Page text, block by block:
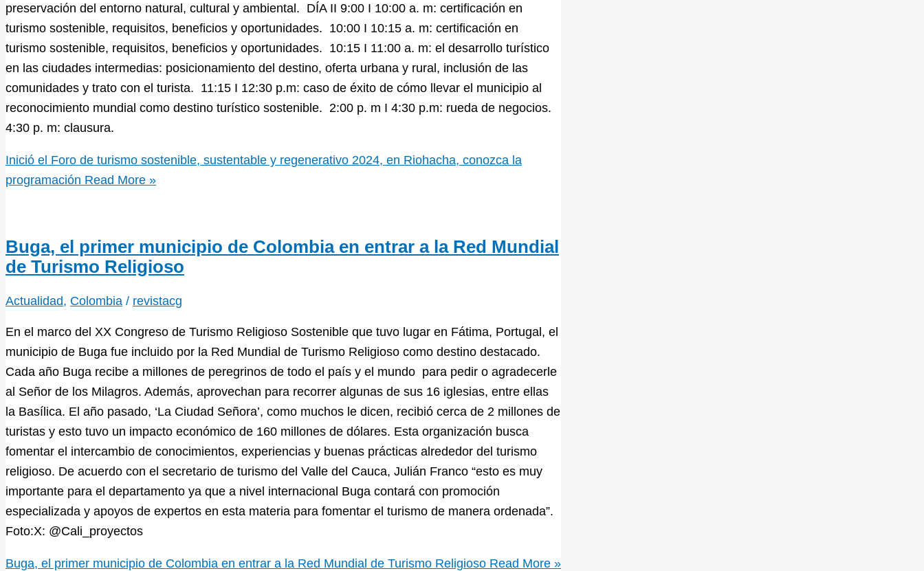
preservación del entorno natural, cultural y ambiental. DÍA II 9:00 I 10:00 a. m: certificación en
turismo sostenible, requisitos, beneficios y oportunidades. 10:00 I 10:15 a. m: certificación en
turismo sostenible, requisitos, beneficios y oportunidades. 10:15 I 11:00 a. m: el desarrollo turístico
en las ciudades intermedias: posicionamiento del destino, oferta urbana y rural, inclusión de las
comunidades y trato con el turista. 11:15 I 12:30 p.m: caso de éxito de cómo llevar el municipio al
reconocimiento mundial como destino turístico sostenible. 2:00 p. m I 4:30 p.m: rueda de negocios.
4:30 p. m: clausura.
Inició el Foro de turismo sostenible, sustentable y regenerativo 2024, en Riohacha, conozca la
programación Read More »
Buga, el primer municipio de Colombia en entrar a la Red Mundial
de Turismo Religioso
Actualidad, Colombia / revistacg
En el marco del XX Congreso de Turismo Religioso Sostenible que tuvo lugar en Fátima, Portugal, el
municipio de Buga fue incluido por la Red Mundial de Turismo Religioso como destino destacado.
Cada año Buga recibe a millones de peregrinos de todo el país y el mundo para pedir o agradecerle
al Señor de los Milagros. Además, aprovechan para recorrer algunas de sus 16 iglesias, entre ellas
la Basílica. El año pasado, ‘La Ciudad Señora’, como muchos le dicen, recibió cerca de 2 millones de
turistas y esto tuvo un impacto económico de 160 millones de dólares. Esta organización busca
fomentar el intercambio de conocimientos, experiencias y buenas prácticas alrededor del turismo
religioso. De acuerdo con el secretario de turismo del Valle del Cauca, Julián Franco “esto es muy
importante para el departamento ya que a nivel internacional Buga contará con promoción
especializada y apoyos de expertos en esta materia para fomentar el turismo de manera ordenada”.
Foto:X: @Cali_proyectos
Buga, el primer municipio de Colombia en entrar a la Red Mundial de Turismo Religioso Read More »